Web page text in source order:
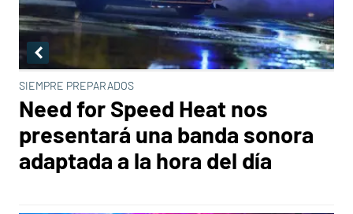
SIEMPRE PREPARADOS
Need for Speed Heat nos
presentará una banda sonora
adaptada a la hora del día